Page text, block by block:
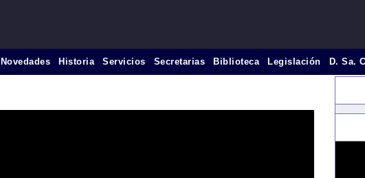
Novedades Historia Servicios Secretarias Biblioteca Legislación D. Sa.